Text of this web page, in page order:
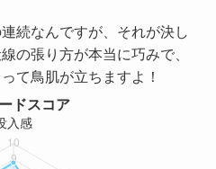
続なんですが、それが決し
の張り方が本当に巧みで、
て鳥肌が立ちますよ！
ドスコア